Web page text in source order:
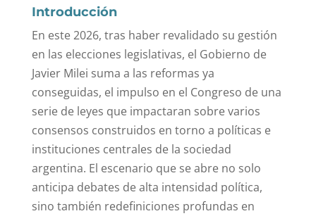
Introducción
En este 2026, tras haber revalidado su gestión
en las elecciones legislativas, el Gobierno de
Javier Milei suma a las reformas ya
conseguidas, el impulso en el Congreso de una
serie de leyes que impactaran sobre varios
consensos construidos en torno a políticas e
instituciones centrales de la sociedad
argentina. El escenario que se abre no solo
anticipa debates de alta intensidad política,
sino también redefiniciones profundas en